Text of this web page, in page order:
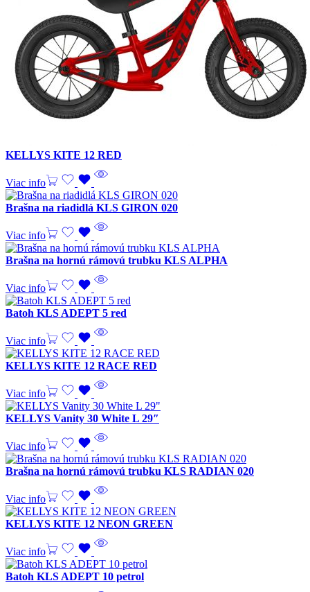
KELLYS KITE 12 RED
Viac info
Brašna na riadidlá KLS GIRON 020
Viac info
Brašna na hornú rámovú trubku KLS ALPHA
Viac info
Batoh KLS ADEPT 5 red
Viac info
KELLYS KITE 12 RACE RED
Viac info
KELLYS Vanity 30 White L 29″
Viac info
Brašna na hornú rámovú trubku KLS RADIAN 020
Viac info
KELLYS KITE 12 NEON GREEN
Viac info
Batoh KLS ADEPT 10 petrol